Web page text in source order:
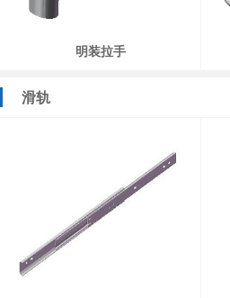
明装拉手
滑轨